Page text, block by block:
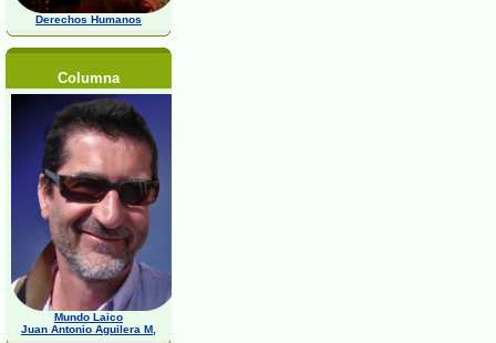
Derechos Humanos
Columna
Mundo Laico
Juan Antonio Aguilera M,